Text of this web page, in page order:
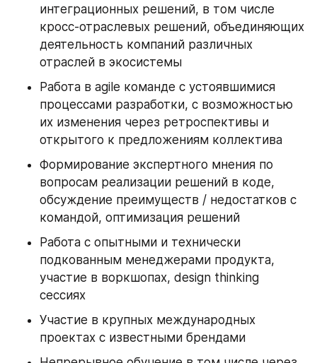
интеграционных решений, в том числе
кросс-отраслевых решений, объединяющих
деятельность компаний различных
отраслей в экосистемы
Работа в agile команде c устоявшимися
процессами разработки, с возможностью
их изменения через ретроспективы и
открытого к предложениям коллектива
Формирование экспертного мнения по
вопросам реализации решений в коде,
обсуждение преимуществ / недостатков с
командой, оптимизация решений
Работа с опытными и технически
подкованным менеджерами продукта,
участие в воркшопах, design thinking
сессиях
Участие в крупных международных
проектах с известными брендами